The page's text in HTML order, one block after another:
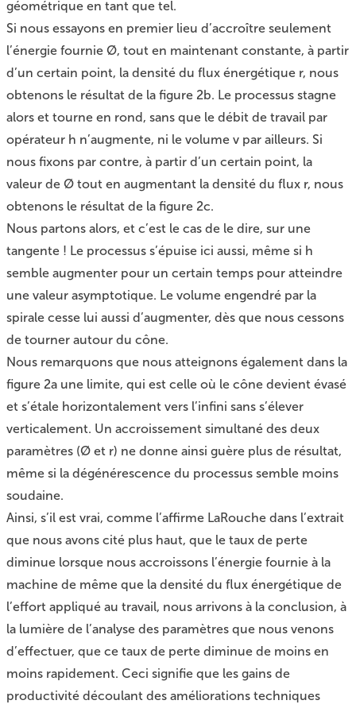
géométrique en tant que tel.
Si nous essayons en premier lieu d’accroître seulement
l’énergie fournie Ø, tout en maintenant constante, à partir
d’un certain point, la densité du flux énergétique r, nous
obtenons le résultat de la figure 2b. Le processus stagne
alors et tourne en rond, sans que le débit de travail par
opérateur h n’augmente, ni le volume v par ailleurs. Si
nous fixons par contre, à partir d’un certain point, la
valeur de Ø tout en augmentant la densité du flux r, nous
obtenons le résultat de la figure 2c.
Nous partons alors, et c’est le cas de le dire, sur une
tangente ! Le processus s’épuise ici aussi, même si h
semble augmenter pour un certain temps pour atteindre
une valeur asymptotique. Le volume engendré par la
spirale cesse lui aussi d’augmenter, dès que nous cessons
de tourner autour du cône.
Nous remarquons que nous atteignons également dans la
figure 2a une limite, qui est celle où le cône devient évasé
et s’étale horizontalement vers l’infini sans s’élever
verticalement. Un accroissement simultané des deux
paramètres (Ø et r) ne donne ainsi guère plus de résultat,
même si la dégénérescence du processus semble moins
soudaine.
Ainsi, s’il est vrai, comme l’affirme LaRouche dans l’extrait
que nous avons cité plus haut, que le taux de perte
diminue lorsque nous accroissons l’énergie fournie à la
machine de même que la densité du flux énergétique de
l’effort appliqué au travail, nous arrivons à la conclusion, à
la lumière de l’analyse des paramètres que nous venons
d’effectuer, que ce taux de perte diminue de moins en
moins rapidement. Ceci signifie que les gains de
productivité découlant des améliorations techniques